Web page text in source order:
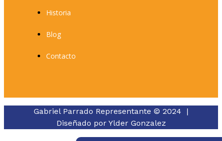
Historia
Blog
Contacto
Gabriel Parrado Representante © 2024 |
Diseñado por Ylder Gonzalez